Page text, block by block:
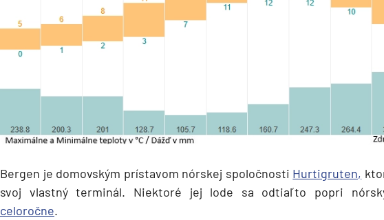
Bergen je domovským prístavom nórskej spoločnosti Hurtigruten,
svoj vlastný terminál. Niektoré jej lode sa odtiaľto popri
celoročne.